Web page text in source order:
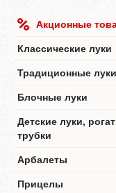
Акционные
Классические луки
Традиционные луки
Блочные луки
Детские луки,
трубки
Арбалеты
Прицелы